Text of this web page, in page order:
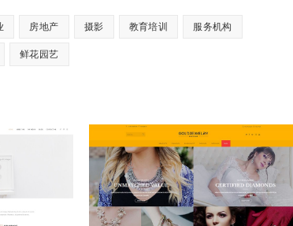
房地产 摄影 教育培训 服务机构
鲜花园艺